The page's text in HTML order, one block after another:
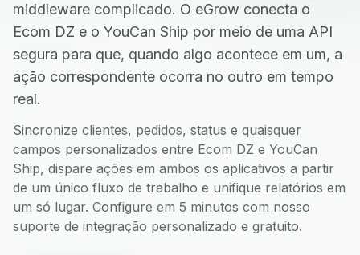
middleware complicado. O eGrow conecta o
Ecom DZ e o YouCan Ship por meio de uma API
segura para que, quando algo acontece em um, a
ação correspondente ocorra no outro em tempo
real.
Sincronize clientes, pedidos, status e quaisquer
campos personalizados entre Ecom DZ e YouCan
Ship, dispare ações em ambos os aplicativos a partir
de um único fluxo de trabalho e unifique relatórios em
um só lugar. Configure em 5 minutos com nosso
suporte de integração personalizado e gratuito.